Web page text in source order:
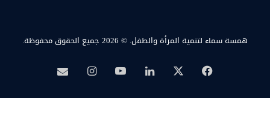
همسة سماء لتنمية المرأة والطفل. © 2026 جميع الحقوق محفوظة.
فيسبوك لينكدإن‫YouTubeانستقرامبريد
همسة